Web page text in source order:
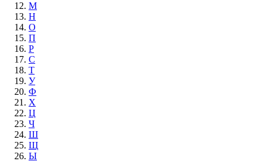
М
Н
О
П
Р
С
Т
У
Ф
Х
Ц
Ч
Ш
Щ
Ы